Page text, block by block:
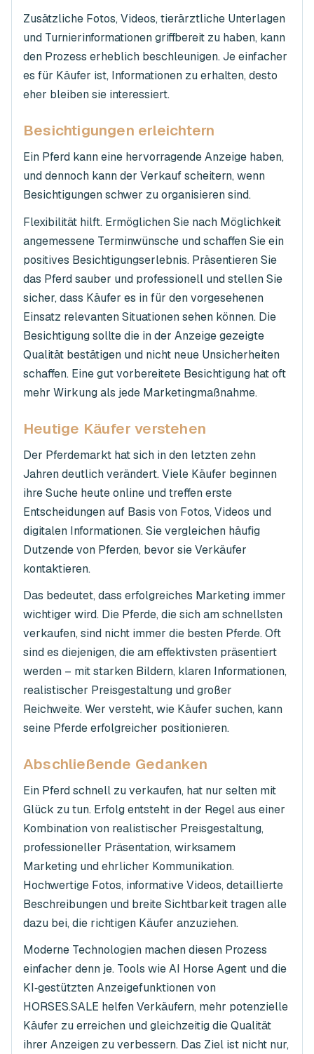
Zusätzliche Fotos, Videos, tierärztliche Unterlagen
und Turnierinformationen griffbereit zu haben, kann
den Prozess erheblich beschleunigen. Je einfacher
es für Käufer ist, Informationen zu erhalten, desto
eher bleiben sie interessiert.
Besichtigungen erleichtern
Ein Pferd kann eine hervorragende Anzeige haben,
und dennoch kann der Verkauf scheitern, wenn
Besichtigungen schwer zu organisieren sind.
Flexibilität hilft. Ermöglichen Sie nach Möglichkeit
angemessene Terminwünsche und schaffen Sie ein
positives Besichtigungserlebnis. Präsentieren Sie
das Pferd sauber und professionell und stellen Sie
sicher, dass Käufer es in für den vorgesehenen
Einsatz relevanten Situationen sehen können. Die
Besichtigung sollte die in der Anzeige gezeigte
Qualität bestätigen und nicht neue Unsicherheiten
schaffen. Eine gut vorbereitete Besichtigung hat oft
mehr Wirkung als jede Marketingmaßnahme.
Heutige Käufer verstehen
Der Pferdemarkt hat sich in den letzten zehn
Jahren deutlich verändert. Viele Käufer beginnen
ihre Suche heute online und treffen erste
Entscheidungen auf Basis von Fotos, Videos und
digitalen Informationen. Sie vergleichen häufig
Dutzende von Pferden, bevor sie Verkäufer
kontaktieren.
Das bedeutet, dass erfolgreiches Marketing immer
wichtiger wird. Die Pferde, die sich am schnellsten
verkaufen, sind nicht immer die besten Pferde. Oft
sind es diejenigen, die am effektivsten präsentiert
werden – mit starken Bildern, klaren Informationen,
realistischer Preisgestaltung und großer
Reichweite. Wer versteht, wie Käufer suchen, kann
seine Pferde erfolgreicher positionieren.
Abschließende Gedanken
Ein Pferd schnell zu verkaufen, hat nur selten mit
Glück zu tun. Erfolg entsteht in der Regel aus einer
Kombination von realistischer Preisgestaltung,
professioneller Präsentation, wirksamem
Marketing und ehrlicher Kommunikation.
Hochwertige Fotos, informative Videos, detaillierte
Beschreibungen und breite Sichtbarkeit tragen alle
dazu bei, die richtigen Käufer anzuziehen.
Moderne Technologien machen diesen Prozess
einfacher denn je. Tools wie AI Horse Agent und die
KI‑gestützten Anzeigefunktionen von
HORSES.SALE helfen Verkäufern, mehr potenzielle
Käufer zu erreichen und gleichzeitig die Qualität
ihrer Anzeigen zu verbessern. Das Ziel ist nicht nur,